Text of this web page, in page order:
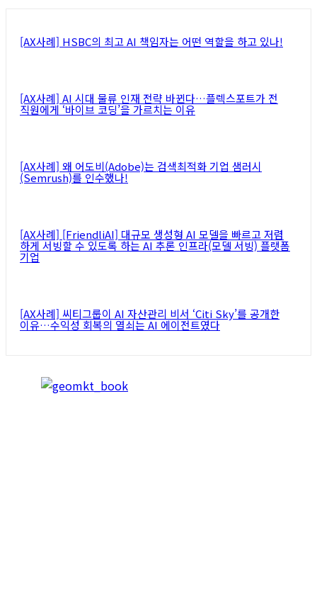
[AX사례] HSBC의 최고 AI 책임자는 어떤 역할을 하고 있나!
[AX사례] AI 시대 물류 인재 전략 바뀐다…플렉스포트가 전
직원에게 ‘바이브 코딩’을 가르치는 이유
[AX사례] 왜 어도비(Adobe)는 검색최적화 기업 샘러시
(Semrush)를 인수했나!
[AX사례] [FriendliAI] 대규모 생성형 AI 모델을 빠르고 저렴
하게 서빙할 수 있도록 하는 AI 추론 인프라(모델 서빙) 플랫폼
기업
[AX사례] 씨티그룹이 AI 자산관리 비서 ‘Citi Sky’를 공개한
이유…수익성 회복의 열쇠는 AI 에이전트였다